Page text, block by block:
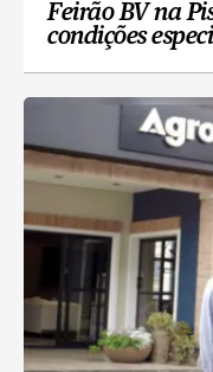
Feirão BV na
condições